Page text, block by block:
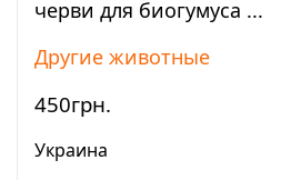
Просмотреть
черви для биогумуса ...
Другие животные
450грн.
Украина